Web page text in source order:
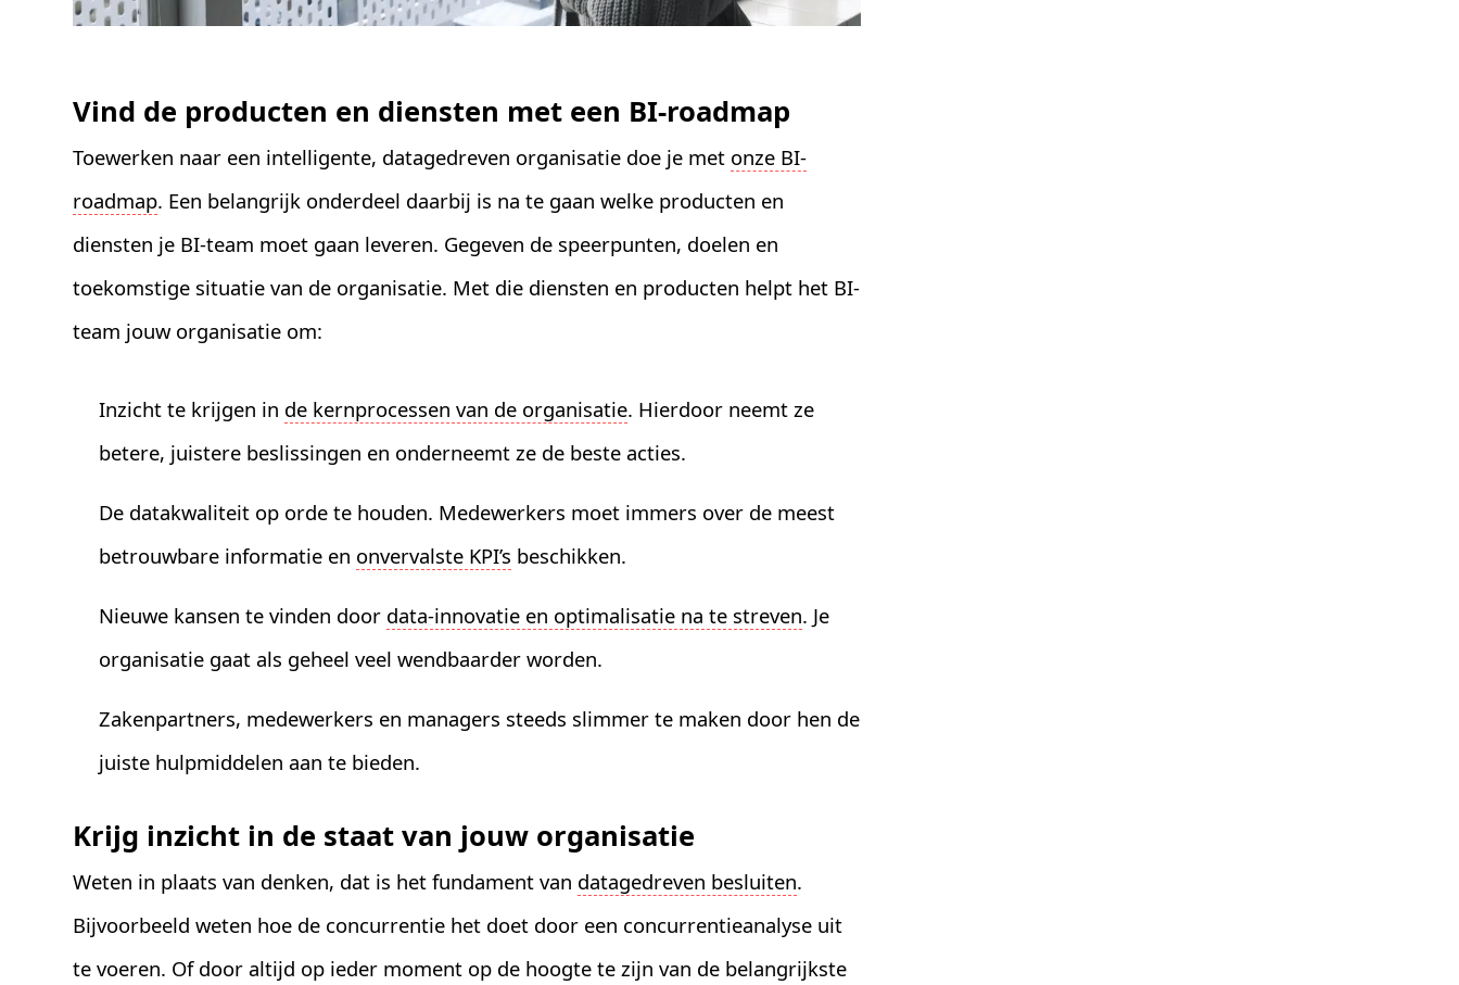
Vind de producten en diensten met een BI-roadmap
Toewerken naar een intelligente, datagedreven organisatie doe je met onze BI-
roadmap. Een belangrijk onderdeel daarbij is na te gaan welke producten en
diensten je BI-team moet gaan leveren. Gegeven de speerpunten, doelen en
toekomstige situatie van de organisatie. Met die diensten en producten helpt het BI-
team jouw organisatie om:
Inzicht te krijgen in de kernprocessen van de organisatie. Hierdoor neemt ze
betere, juistere beslissingen en onderneemt ze de beste acties.
De datakwaliteit op orde te houden. Medewerkers moet immers over de meest
betrouwbare informatie en onvervalste KPI’s beschikken.
Nieuwe kansen te vinden door data-innovatie en optimalisatie na te streven. Je
organisatie gaat als geheel veel wendbaarder worden.
Zakenpartners, medewerkers en managers steeds slimmer te maken door hen de
juiste hulpmiddelen aan te bieden.
Krijg inzicht in de staat van jouw organisatie
Weten in plaats van denken, dat is het fundament van datagedreven besluiten.
Bijvoorbeeld weten hoe de concurrentie het doet door een concurrentieanalyse uit
te voeren. Of door altijd op ieder moment op de hoogte te zijn van de belangrijkste